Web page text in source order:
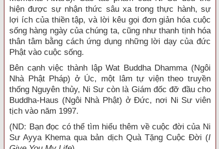
hiện được sự nhận thức sâu xa trong thực hành, sự
lợi ích của thiền tập, và lời kêu gọi đơn giản hóa cuộc
sống hàng ngày của chúng ta, cũng như thanh tịnh hóa
thân tâm bằng cách ứng dụng những lời dạy của đức
Phật vào cuộc sống.
Bên cạnh việc thành lập Wat Buddha Dhamma (Ngôi
Nhà Phật Pháp) ở Úc, một lâm tự viện theo truyền
thống Nguyên thủy, Ni Sư còn là Giám đốc đỡ đầu cho
Buddha-Haus (Ngôi Nhà Phật) ở Đức, nơi Ni Sư viên
tịch vào năm 1997.
(ND: Bạn đọc có thể tìm hiểu thêm về cuộc đời của Ni
Sư Ayya Khema qua bản dịch Quà Tặng Cuộc Đời (I